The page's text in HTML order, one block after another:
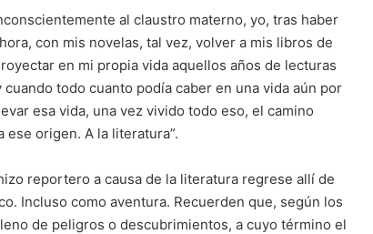
al claustro materno, yo, tras haber
con mis novelas, tal vez, volver a mis libros de
en mi propia vida aquellos años de lecturas
todo cuanto podía caber en una vida aún por
esa vida, una vez vivido todo eso, el camino
origen. A la literatura”.
reportero a causa de la literatura regrese allí de
Incluso como aventura. Recuerden que, según los
de peligros o descubrimientos, a cuyo término el